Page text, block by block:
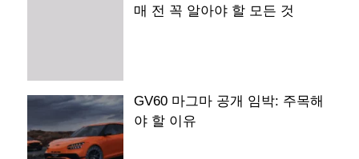
매 전 꼭 알아야 할 모든 것
GV60 마그마 공개 임박: 주목해
야 할 이유